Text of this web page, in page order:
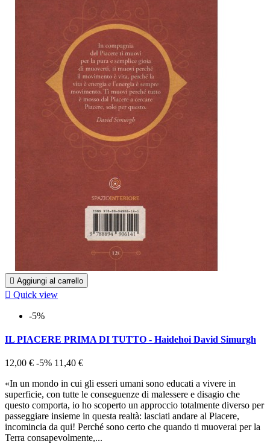
 Aggiungi al carrello
 Quick view
-5%
IL PIACERE PRIMA DI TUTTO - Haidehoi David Simurgh
12,00 € -5% 11,40 €
«In un mondo in cui gli esseri umani sono educati a vivere in
superficie, con tutte le conseguenze di malessere e disagio che
questo comporta, io ho scoperto un approccio totalmente diverso per
passeggiare insieme in questa realtà: lasciati andare al Piacere,
incomincia da qui! Perché sono certo che quando ti muoverai per la
Terra consapevolmente,...